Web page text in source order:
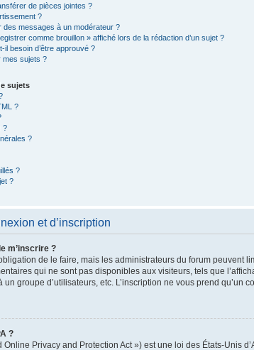
de pièces jointes ?
?
des messages à un modérateur ?
comme brouillon » affiché lors de la rédaction d’un sujet ?
il besoin d’être approuvé ?
mes sujets ?
sujets
?
?
?
?
?
et d’inscription
m’inscrire ?
de le faire, mais les administrateurs du forum
qui ne sont pas disponibles aux visiteurs, tels que
un groupe d’utilisateurs, etc. L’inscription ne vous prend qu’un
?
Online Privacy and Protection Act ») est une loi des États-Unis